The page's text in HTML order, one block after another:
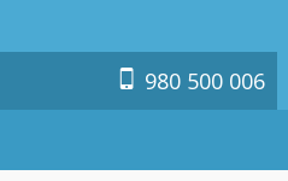
980 500 006